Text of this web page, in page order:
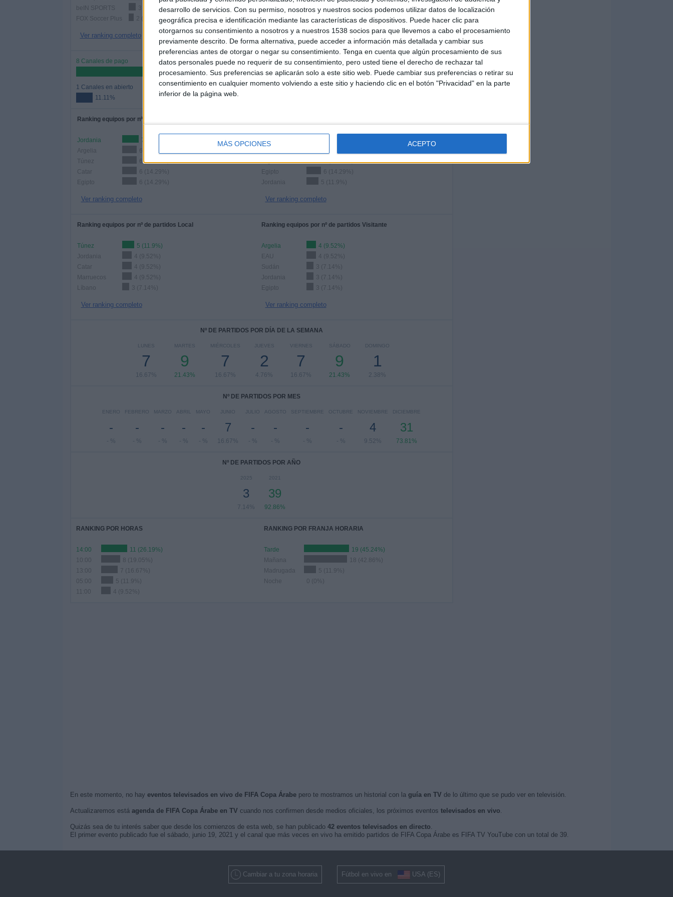
desarrollo de servicios. Con su permiso, nosotros y nuestros socios podemos utilizar datos de localización
geográfica precisa e identificación mediante las características de dispositivos. Puede hacer clic para
otorgarnos su consentimiento a nosotros y a nuestros 1538 socios para que llevemos a cabo el procesamiento
previamente descrito. De forma alternativa, puede acceder a información más detallada y cambiar sus
preferencias antes de otorgar o negar su consentimiento. Tenga en cuenta que algún procesamiento de sus
datos personales puede no requerir de su consentimiento, pero usted tiene el derecho de rechazar tal
procesamiento. Sus preferencias se aplicarán solo a este sitio web. Puede cambiar sus preferencias o retirar su
consentimiento en cualquier momento volviendo a este sitio y haciendo clic en el botón "Privacidad" en la parte
inferior de la página web.
MÁS OPCIONES ACEPTO
beIN SPORTS
3 (7.14%)
FOX Soccer Plus
2 (4.76%)
Ver ranking completo
8 Canales de pago
88.89%
1 Canales en abierto
11.11%
TOTAL
9
TOTAL
23
Ranking equipos por nº de partidos
Jordania
7 (16.67%)
Argelia
6 (14.29%)
Túnez
6 (14.29%)
Catar
6 (14.29%)
Egipto
6 (14.29%)
Ver ranking completo
Túnez
Argelia
6 (14.29%)
Egipto
6 (14.29%)
Jordania
5 (11.9%)
Ver ranking completo
Ranking equipos por nº de partidos Local
Túnez
5 (11.9%)
Jordania
4 (9.52%)
Catar
4 (9.52%)
Marruecos
4 (9.52%)
Líbano
3 (7.14%)
Ver ranking completo
Ranking equipos por nº de partidos Visitante
Argelia
4 (9.52%)
EAU
4 (9.52%)
Sudán
3 (7.14%)
Jordania
3 (7.14%)
Egipto
3 (7.14%)
Ver ranking completo
Nº DE PARTIDOS POR DÍA DE LA SEMANA
LUNES
7
16.67%
MARTES
9
21.43%
MIÉRCOLES
7
16.67%
JUEVES
2
4.76%
VIERNES
7
16.67%
SÁBADO
9
21.43%
DOMINGO
1
2.38%
Nº DE PARTIDOS POR MES
ENERO
-
- %
FEBRERO
-
- %
MARZO
-
- %
ABRIL
-
- %
MAYO
-
- %
JUNIO
7
16.67%
JULIO
-
- %
AGOSTO
-
- %
SEPTIEMBRE
-
- %
OCTUBRE
-
- %
NOVIEMBRE
4
9.52%
DICIEMBRE
31
73.81%
Nº DE PARTIDOS POR AÑO
2025
3
7.14%
2021
39
92.86%
RANKING POR HORAS
14:00
11 (26.19%)
8 (19.05%)
13:00
7 (16.67%)
05:00
5 (11.9%)
4 (9.52%)
RANKING POR FRANJA HORARIA
Tarde
19 (45.24%)
Mañana
18 (42.86%)
Madrugada
5 (11.9%)
Noche
0 (0%)
En este momento, no hay eventos televisados en vivo de FIFA Copa Árabepero te mostramos un historial con la guía en TV de lo último que se pudo ver en televisión.
Actualizaremos está agenda de FIFA Copa Árabe en TV cuando nos confirmen desde medios oficiales, los próximos eventos televisados en vivo.
Quizás sea de tu interés saber que desde los comienzos de esta web, se han publicado 42 eventos televisados en directo.
El primer evento publicado fue el sábado, junio 19, 2021 y el canal que más veces en vivo ha emitido partidos de FIFA Copa Árabe es FIFA TV YouTube con un total de 39.
Cambiar a tu zona horaria Fútbol en vivo en USA (ES)